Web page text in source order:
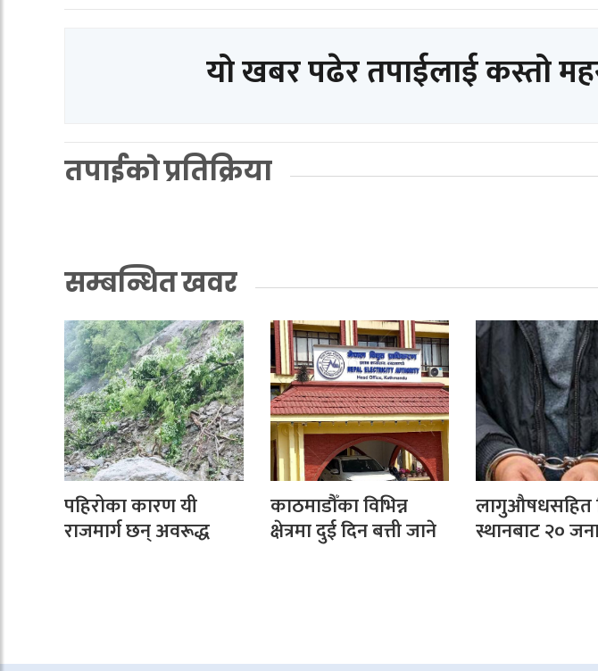
यो खबर पढेर तपाईलाई कस्तो
तपाईको प्रतिक्रिया
सम्बन्धित खवर
पहिरोका कारण यी
राजमार्ग छन् अवरूद्ध
काठमाडौँका विभिन्न
क्षेत्रमा दुई दिन बत्ती जाने
लागुऔषधसहित
स्थानबाट २०